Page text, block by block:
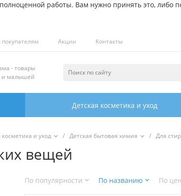
работы. Вам нужно принять это, либо
Акции Контакты
- товары
и малышей
Детская косметика и уход
косметика и уход / Детская бытовая химия / Для
вещей
По популярности По названию По